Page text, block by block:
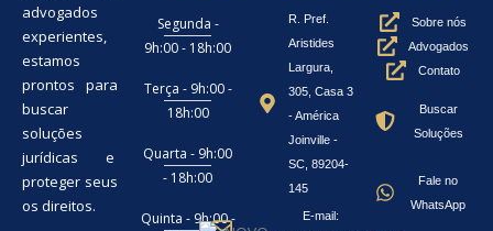
advogados
experientes,
estamos
prontos para
buscar
soluções
jurídicas e
proteger seus
os direitos.
Segunda -
9h:00 - 18h:00
Terça - 9h:00 -
18h:00
Quarta - 9h:00
- 18h:00
Quinta - 9h:00 -
R. Pref.
Aristides
Largura,
305, Casa 3
- América
Joinville -
SC, 89204-
145
E-mail:
Sobre nós
Advogados
Contato
Buscar
Soluções
Fale no
WhatsApp